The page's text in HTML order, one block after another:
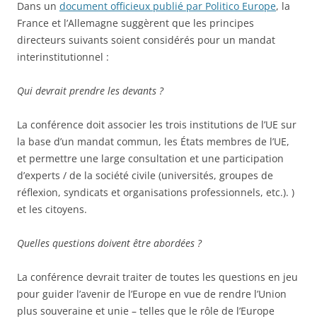
Dans un document officieux publié par Politico Europe, la
France et l’Allemagne suggèrent que les principes
directeurs suivants soient considérés pour un mandat
interinstitutionnel :
Qui devrait prendre les devants ?
La conférence doit associer les trois institutions de l’UE sur
la base d’un mandat commun, les États membres de l’UE,
et permettre une large consultation et une participation
d’experts / de la société civile (universités, groupes de
réflexion, syndicats et organisations professionnels, etc.). )
et les citoyens.
Quelles questions doivent être abordées ?
La conférence devrait traiter de toutes les questions en jeu
pour guider l’avenir de l’Europe en vue de rendre l’Union
plus souveraine et unie – telles que le rôle de l’Europe